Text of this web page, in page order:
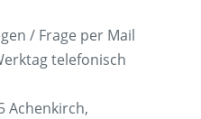
/ Frage per Mail
telefonisch
Achenkirch,